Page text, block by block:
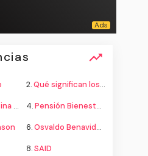
2.Qué significan los colores de la bandera
4.Pensión Bienestar adultos mayores
6.Osvaldo Benavides
8.SAID